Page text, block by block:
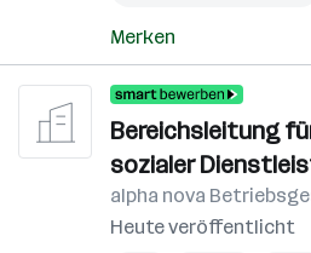
Merken
Bereichsleitung
sozialer
alpha nova
Heute veröffentlicht